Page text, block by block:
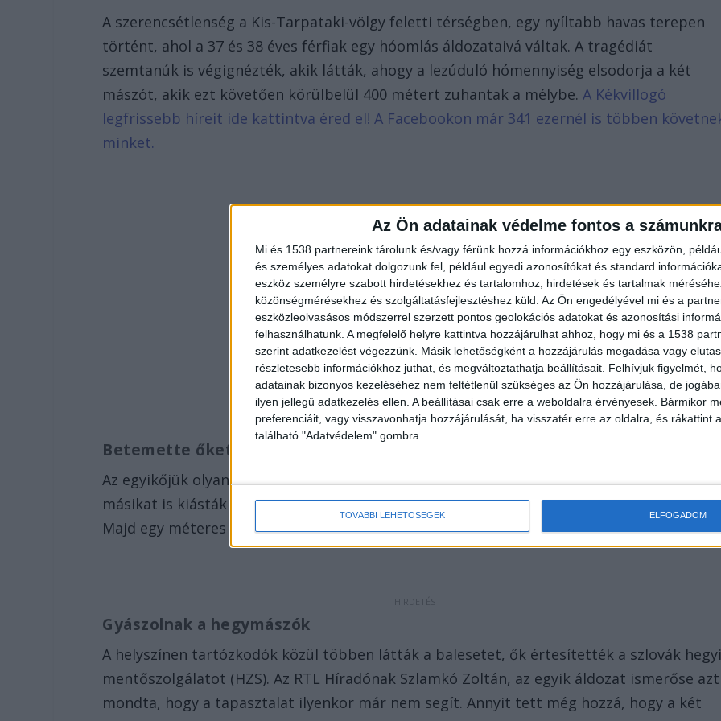
Az Ön adatainak védelme fontos a
Mi és 1538 partnereink tárolunk és/vagy férünk hozzá információkhoz egy eszközön,
és személyes adatokat dolgozunk fel, például egyedi azonosítókat és standard
eszköz személyre szabott hirdetésekhez és tartalomhoz, hirdetések és tartalmak
közönségmérésekhez és szolgáltatásfejlesztéshez küld. Az Ön engedélyével mi és a
eszközleolvasásos módszerrel szerzett pontos geolokációs adatokat és azonosítási
felhasználhatunk. A megfelelő helyre kattintva hozzájárulhat ahhoz, hogy mi és a 1538
szerint adatkezelést végezzünk. Másik lehetőségként a hozzájárulás megadása vagy
részletesebb információkhoz juthat, és megváltoztathatja beállításait. Felhívjuk figyelmét,
adatainak bizonyos kezeléséhez nem feltétlenül szükséges az Ön hozzájárulása, de
ilyen jellegű adatkezelés ellen. A beállításai csak erre a weboldalra érvényesek. Bármikor
preferenciáit, vagy visszavonhatja hozzájárulását, ha visszatér erre az oldalra, és rákattint
található "Adatvédelem" gombra.
TOVÁBBI LEHETŐSÉGEK ELFOGADOM
A szerencsétlenség a Kis-Tarpataki-völgy feletti térségben, egy nyíltabb havas terepen
történt, ahol a 37 és 38 éves férfiak egy hóomlás áldozataivá váltak. A tragédiát
szemtanúk is végignézték, akik látták, ahogy a lezúduló hómennyiség elsodorja a két
mászót, akik ezt követően körülbelül 400 métert zuhantak a mélybe.A Kékvillogó
legfrissebb híreit ide kattintva éred el! A Facebookon már 341 ezernél is többen
minket.
Betemette őket a hó
Az egyikőjük olyan súlyos sérülést szenvedett, hogy nem lehetett rajta segíteni. A
másikat is kiásták a szlovák helyimentők, próbálták újraéleszteni, de ez nem sikerült.
Majd egy méteres hó volt rajtuk.
Gyászolnak a hegymászók
A helyszínen tartózkodók közül többen látták a balesetet, ők értesítették a szlovák
mentőszolgálatot (HZS). Az RTL Híradónak Szlamkó Zoltán, az egyik áldozat ismerőse azt
mondta, hogy a tapasztalat ilyenkor már nem segít. Annyit tett még hozzá, hogy a két